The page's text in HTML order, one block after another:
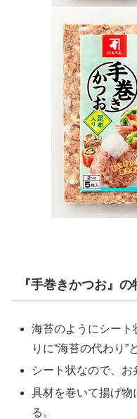
『手巻きかつお』の
海苔のようにシー
りに“海苔の代わり”
シート状なので、お
具材を巻いて揚げ
る。